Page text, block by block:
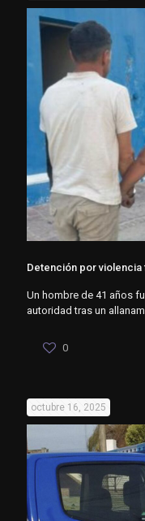
Detención por violencia
Un hombre de 41 años
autoridad tras un
0
octubre 16, 2025